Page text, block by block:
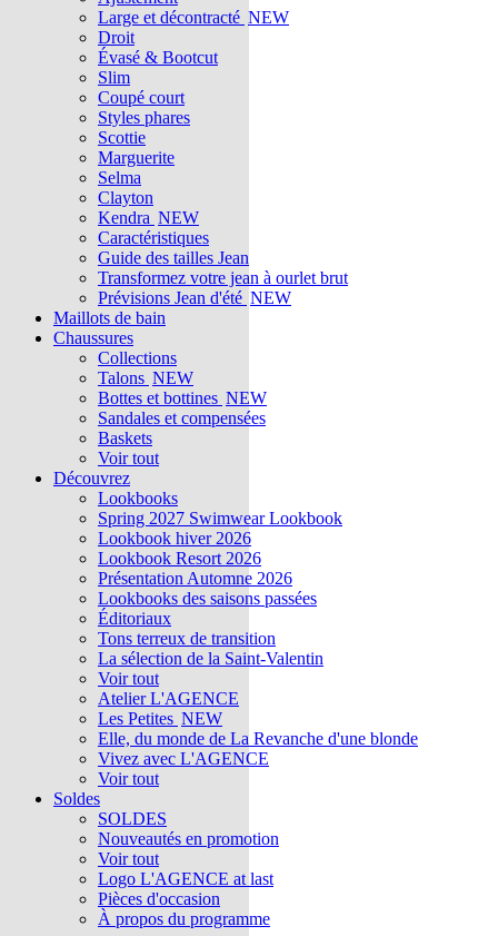
Large et décontracté NEW
Droit
Évasé & Bootcut
Slim
Coupé court
Styles phares
Scottie
Marguerite
Selma
Clayton
Kendra NEW
Caractéristiques
Guide des tailles Jean
Transformez votre jean à ourlet brut
Prévisions Jean d'été NEW
Maillots de bain
Chaussures
Collections
Talons NEW
Bottes et bottines NEW
Sandales et compensées
Baskets
Voir tout
Découvrez
Lookbooks
Spring 2027 Swimwear Lookbook
Lookbook hiver 2026
Lookbook Resort 2026
Présentation Automne 2026
Lookbooks des saisons passées
Éditoriaux
Tons terreux de transition
La sélection de la Saint-Valentin
Voir tout
Atelier L'AGENCE
Les Petites NEW
Elle, du monde de La Revanche d'une blonde
Vivez avec L'AGENCE
Voir tout
Soldes
SOLDES
Nouveautés en promotion
Voir tout
Logo L'AGENCE at last
Pièces d'occasion
À propos du programme